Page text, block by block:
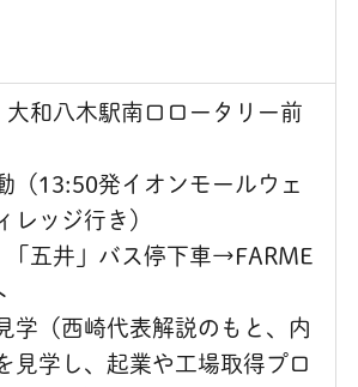
大和八木駅南口ロータリー前
（13:50発イオンモールウェ
レッジ行き）
五井」バス停下車→FARME
学（西崎代表解説のもと、内
見学し、起業や工場取得プロ